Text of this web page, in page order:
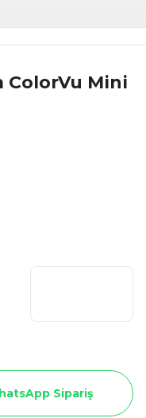
ColorVu Mini
Sipariş